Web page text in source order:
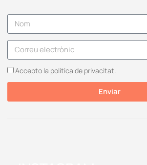
Accepto la política de privacitat.
Enviar